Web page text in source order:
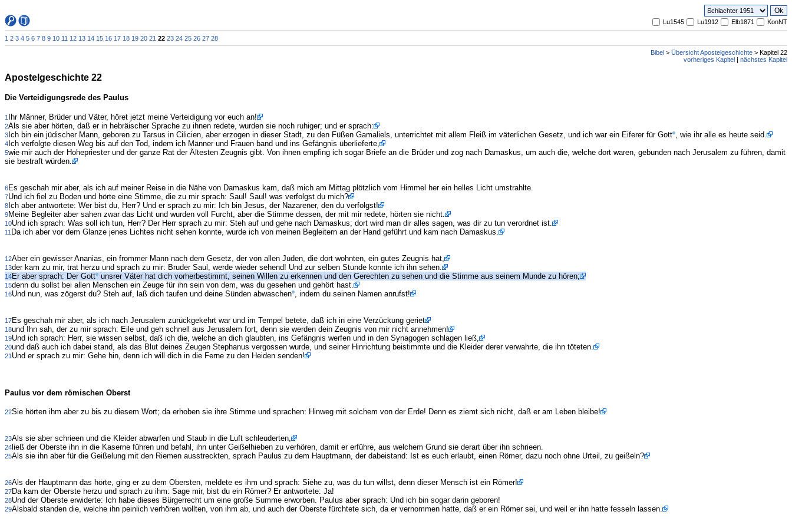
Lu1545 Lu1912 Elb1871 KonNT
1 2 3 4 5 6 7 8 9 10 11 12 13 14 15 16 17 18 19 20 21 22 23 24 25 26 27 28
Bibel > Übersicht Apostelgeschichte > Kapitel 22
vorheriges Kapitel | nächstes Kapitel
Apostelgeschichte 22
Die Verteidigungsrede des Paulus
1 Ihr Männer, Brüder und Väter, höret jetzt meine Verteidigung vor euch an!
2Als sie aber hörten, daß er in hebräischer Sprache zu ihnen redete, wurden sie noch ruhiger; und er sprach:
3 Ich bin ein jüdischer Mann, geboren zu Tarsus in Cilicien, aber erzogen in dieser Stadt, zu den Füßen Gamaliels, unterrichtet mit allem Fleiß im väterlichen Gesetz, und ich war ein Eiferer für Gott , wie ihr alle es heute seid.
4 Ich verfolgte diesen Weg bis auf den Tod, indem ich Männer und Frauen band und ins Gefängnis überlieferte,
5wie mir auch der Hohepriester und der ganze Rat der Ältesten Zeugnis gibt. Von ihnen empfing ich sogar Briefe an die Brüder und zog nach Damaskus, um auch die, welche dort waren, gebunden nach Jerusalem zu führen, damit
sie bestraft würden.
6Es geschah mir aber, als ich auf meiner Reise in die Nähe von Damaskus kam, daß mich am Mittag plötzlich vom Himmel her ein helles Licht umstrahlte.
7Und ich fiel zu Boden und hörte eine Stimme, die zu mir sprach: Saul! Saul! was verfolgst du mich?
8 Ich aber antwortete: Wer bist du, Herr? Und er sprach zu mir: Ich bin Jesus, der Nazarener, den du verfolgst!
9Meine Begleiter aber sahen zwar das Licht und wurden voll Furcht, aber die Stimme dessen, der mit mir redete, hörten sie nicht.
10Und ich sprach: Was soll ich tun, Herr? Der Herr sprach zu mir: Steh auf und gehe nach Damaskus; dort wird man dir alles sagen, was dir zu tun verordnet ist.
11 Da ich aber vor dem Glanze jenes Lichtes nicht sehen konnte, wurde ich von meinen Begleitern an der Hand geführt und kam nach Damaskus.
12Aber ein gewisser Ananias, ein frommer Mann nach dem Gesetz, der von allen Juden, die dort wohnten, ein gutes Zeugnis hat,
13der kam zu mir, trat herzu und sprach zu mir: Bruder Saul, werde wieder sehend! Und zur selben Stunde konnte ich ihn sehen.
14Er aber sprach: Der Gott unsrer Väter hat dich vorherbestimmt, seinen Willen zu erkennen und den Gerechten zu sehen und die Stimme aus seinem Munde zu hören;
15denn du sollst bei allen Menschen ein Zeuge für ihn sein von dem, was du gesehen und gehört hast.
16Und nun, was zögerst du? Steh auf, laß dich taufen und deine Sünden abwaschen , indem du seinen Namen anrufst!
17Es geschah mir aber, als ich nach Jerusalem zurückgekehrt war und im Tempel betete, daß ich in eine Verzückung geriet
18und Ihn sah, der zu mir sprach: Eile und geh schnell aus Jerusalem fort, denn sie werden dein Zeugnis von mir nicht annehmen!
19Und ich sprach: Herr, sie wissen selbst, daß ich die, welche an dich glaubten, ins Gefängnis werfen und in den Synagogen schlagen ließ,
20und daß auch ich dabei stand, als das Blut deines Zeugen Stephanus vergossen wurde, und seiner Hinrichtung beistimmte und die Kleider derer verwahrte, die ihn töteten.
21 Und er sprach zu mir: Gehe hin, denn ich will dich in die Ferne zu den Heiden senden!
Paulus vor dem römischen Oberst
22Sie hörten ihm aber zu bis zu diesem Wort; da erhoben sie ihre Stimme und sprachen: Hinweg mit solchem von der Erde! Denn es ziemt sich nicht, daß er am Leben bleibe!
23Als sie aber schrieen und die Kleider abwarfen und Staub in die Luft schleuderten,
24 ließ der Oberste ihn in die Kaserne führen und befahl, ihn unter Geißelhieben zu verhören, damit er erführe, aus welchem Grund sie derart über ihn schrieen.
25Als sie ihn aber für die Geißelung mit den Riemen ausstreckten, sprach Paulus zu dem Hauptmann, der dabeistand: Ist es euch erlaubt, einen Römer, dazu noch ohne Urteil, zu geißeln?
26Als der Hauptmann das hörte, ging er zu dem Obersten, meldete es ihm und sprach: Siehe zu, was du tun willst, denn dieser Mensch ist ein Römer!
27Da kam der Oberste herzu und sprach zu ihm: Sage mir, bist du ein Römer? Er antwortete: Ja!
28Und der Oberste erwiderte: Ich habe dieses Bürgerrecht um eine große Summe erworben. Paulus aber sprach: Und ich bin sogar darin geboren!
29Alsbald standen die, welche ihn peinlich verhören wollten, von ihm ab, und auch der Oberste fürchtete sich, da er vernommen hatte, daß er ein Römer sei, und weil er ihn hatte fesseln lassen.